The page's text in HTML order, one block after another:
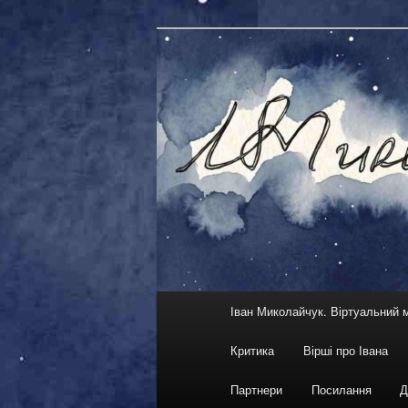
Іван
український кіноактор,
Іван Миколайчук. Віртуальний
Критика Вірші про Івана
Партнери Посилання